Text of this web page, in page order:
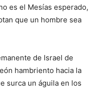
es el Mesías esperado,
que un hombre sea
de Israel de
hambriento hacia la
surca un águila en los